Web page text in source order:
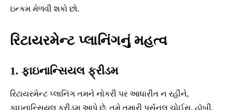
ઇન્કમ મેળવી શકો છો.
રિટાયરમેન્ટ પ્લાનિંગનું મહત્વ
1. ફાઇનાન્સિયલ ફ્રીડમ
રિટાયરમેન્ટ પ્લાનિંગ તમને નોકરી પર આધારીત ન રહીને,
ફાઇનાન્સિયલ ફ્રીડમ આપે છે. તમે તમારી પર્સનલ ચોઈસ, હૉબી,